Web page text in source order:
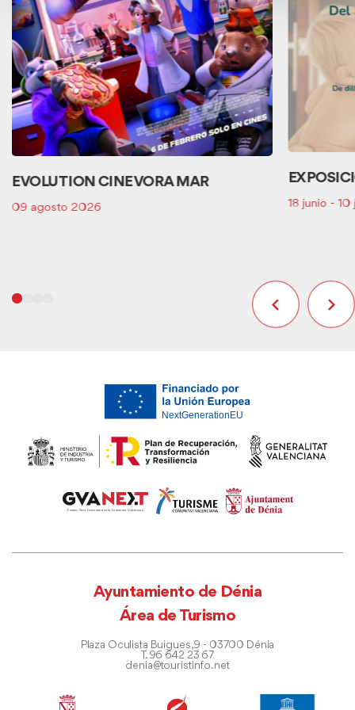
EVOLUTION CINE VORA MAR
09 agosto 2026 18 junio -
Ayuntamiento de Dénia
Área de Turismo
Plaza Oculista Buigues, 9 - 03700 Dénia
T. 96 642 23 67
denia@touristinfo.net